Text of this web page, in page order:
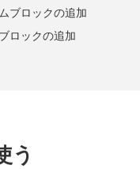
ブロックの追加
ロックの追加
う